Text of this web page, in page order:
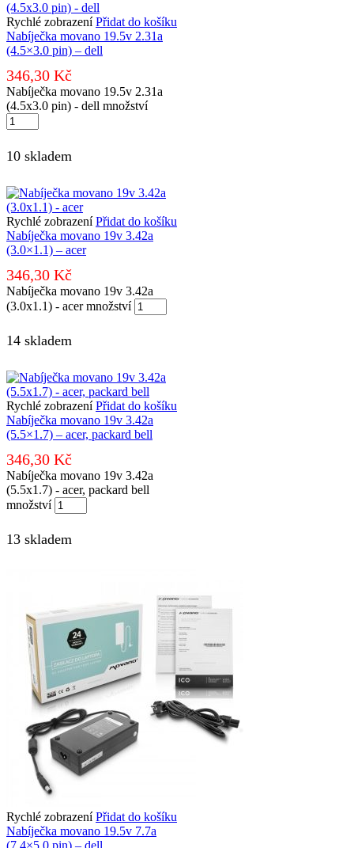
Rychlé zobrazení Přidat do košíku
Nabíječka movano 19.5v 2.31a
(4.5×3.0 pin) – dell
346,30 Kč
Nabíječka movano 19.5v 2.31a
(4.5x3.0 pin) - dell množství
10 skladem
Rychlé zobrazení Přidat do košíku
Nabíječka movano 19v 3.42a
(3.0×1.1) – acer
346,30 Kč
Nabíječka movano 19v 3.42a
(3.0x1.1) - acer množství
14 skladem
Rychlé zobrazení Přidat do košíku
Nabíječka movano 19v 3.42a
(5.5×1.7) – acer, packard bell
346,30 Kč
Nabíječka movano 19v 3.42a
(5.5x1.7) - acer, packard bell
množství
13 skladem
Rychlé zobrazení Přidat do košíku
Nabíječka movano 19.5v 7.7a